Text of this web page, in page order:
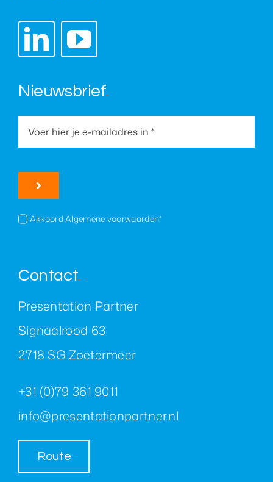
Nieuwsbrief.
Akkoord Algemene voorwaarden*
Contact.
Presentation Partner
Signaalrood 63
2718 SG Zoetermeer
+31 (0)79 361 9011
info@presentationpartner.nl
Route